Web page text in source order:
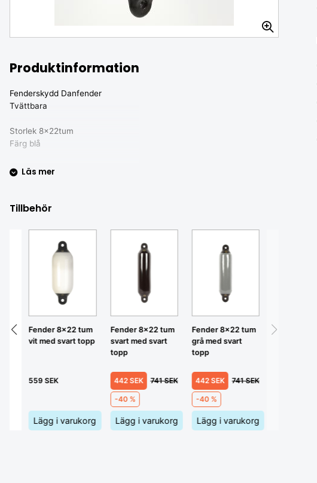
Produktinformation
Fenderskydd Danfender
Tvättbara
Storlek 8x22tum
Färg blå
Läs mer
Tillbehör
Fender 8x22 tum
vit med svart topp
559 SEK
Lägg i varukorg
Fender 8x22 tum
svart med svart
topp
442 SEK 741 SEK
-40 %
Lägg i varukorg
Fender 8x22 tum
grå med svart
topp
442 SEK 741 SEK
-40 %
Lägg i varukorg